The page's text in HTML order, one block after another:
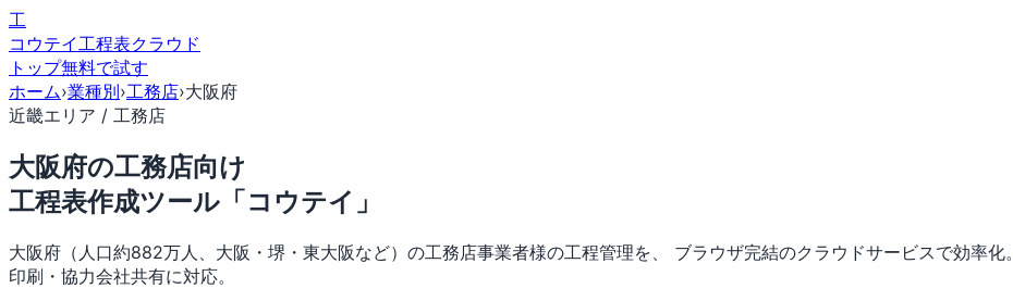
工
コウテイ工程表クラウド
トップ無料で試す
ホーム›業種別›工務店›大阪府
近畿エリア / 工務店
大阪府の工務店向け
工程表作成ツール「コウテイ」
大阪府（人口約882万人、大阪・堺・東大阪など）の工務店事業者様の工程管理を、 ブラウザ完結のクラウドサービスで効率化。
印刷・協力会社共有に対応。